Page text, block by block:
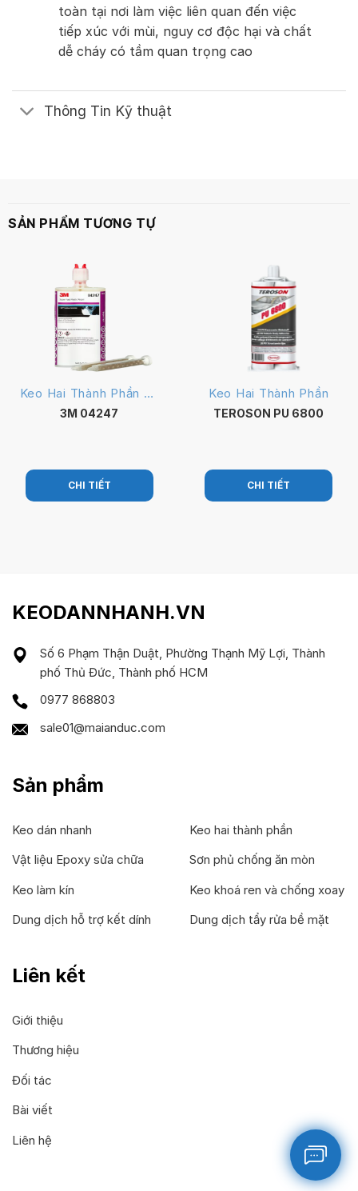
toàn tại nơi làm việc liên quan đến việc
tiếp xúc với mùi, nguy cơ độc hại và chất
dễ cháy có tầm quan trọng cao
Thông Tin Kỹ thuật
SẢN PHẨM TƯƠNG TỰ
Keo Hai Thành Phần Urethane
3M 04247
CHI TIẾT
Keo Hai Thành Phần
TEROSON PU 6800
CHI TIẾT
KEODANNHANH.VN
Số 6 Phạm Thận Duật, Phường Thạnh Mỹ Lợi, Thành
phố Thủ Đức, Thành phố HCM
0977 868803
sale01@maianduc.com
Sản phẩm
Keo dán nhanh
Keo hai thành phần
Vật liệu Epoxy sửa chữa
Sơn phủ chống ăn mòn
Keo làm kín
Keo khoá ren và chống xoay
Dung dịch hỗ trợ kết dính
Dung dịch tẩy rửa bề mặt
Liên kết
Giới thiệu
Thương hiệu
Đối tác
Bài viết
Liên hệ